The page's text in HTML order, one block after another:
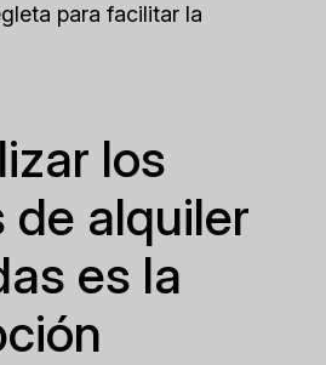
para facilitar la
los
de alquiler
es la